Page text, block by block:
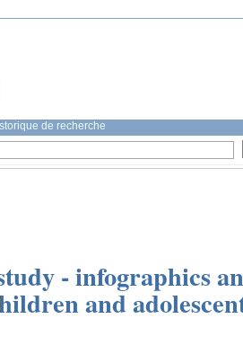
de recherche
- infographics
and